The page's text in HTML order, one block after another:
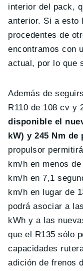
interior del pack,
anterior. Si a esto
procedentes de
encontramos con
actual, por lo que
Además de
R110 de 108 cv y
disponible el
kW) y 245 Nm de
propulsor
km/h en menos
km/h en 7,1
km/h en lugar de
podrá asociar a
kWh y a las
que el R135 sólo
capacidades
adición de frenos